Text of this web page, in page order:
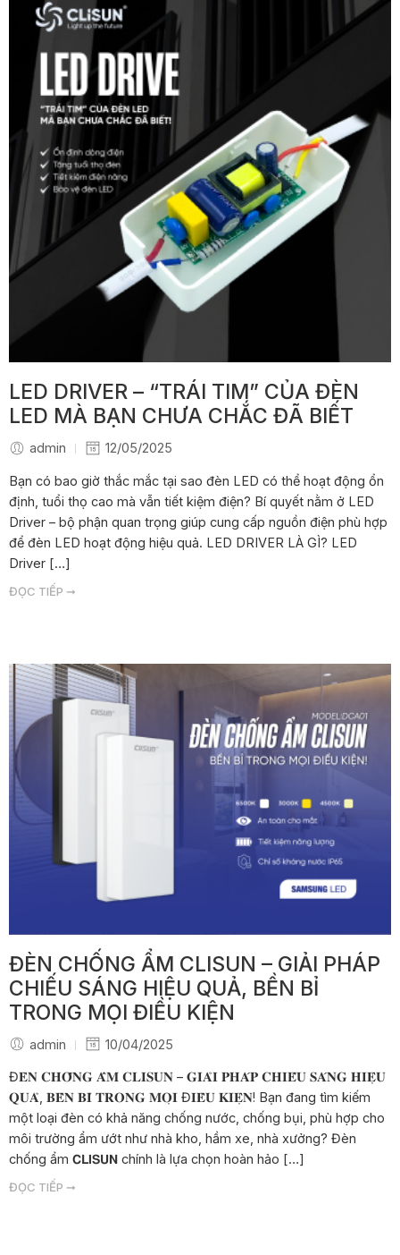
LED DRIVER – “TRÁI TIM” CỦA ĐÈN
LED MÀ BẠN CHƯA CHẮC ĐÃ BIẾT
admin 12/05/2025
Bạn có bao giờ thắc mắc tại sao đèn LED có thể hoạt động ổn
định, tuổi thọ cao mà vẫn tiết kiệm điện? Bí quyết nằm ở LED
Driver – bộ phận quan trọng giúp cung cấp nguồn điện phù hợp
để đèn LED hoạt động hiệu quả. LED DRIVER LÀ GÌ? LED
Driver […]
ĐỌC TIẾP ➞
ĐÈN CHỐNG ẨM CLISUN – GIẢI PHÁP
CHIẾU SÁNG HIỆU QUẢ, BỀN BỈ
TRONG MỌI ĐIỀU KIỆN
admin 10/04/2025
Đ𝐄̀𝐍 𝐂𝐇𝐎̂́𝐍𝐆 𝐀̂̉𝐌 𝐂𝐋𝐈𝐒𝐔𝐍 – 𝐆𝐈𝐀̉𝐈 𝐏𝐇𝐀́𝐏 𝐂𝐇𝐈𝐄̂́𝐔 𝐒𝐀́𝐍𝐆 𝐇𝐈𝐄̣̂𝐔
𝐐𝐔𝐀̉, 𝐁𝐄̂̀𝐍 𝐁𝐈̉ 𝐓𝐑𝐎𝐍𝐆 𝐌𝐎̣𝐈 Đ𝐈𝐄̂̀𝐔 𝐊𝐈𝐄̣̂𝐍! Bạn đang tìm kiếm
một loại đèn có khả năng chống nước, chống bụi, phù hợp cho
môi trường ẩm ướt như nhà kho, hầm xe, nhà xưởng? Đèn
chống ẩm 𝗖𝗟𝗜𝗦𝗨𝗡 chính là lựa chọn hoàn hảo […]
ĐỌC TIẾP ➞